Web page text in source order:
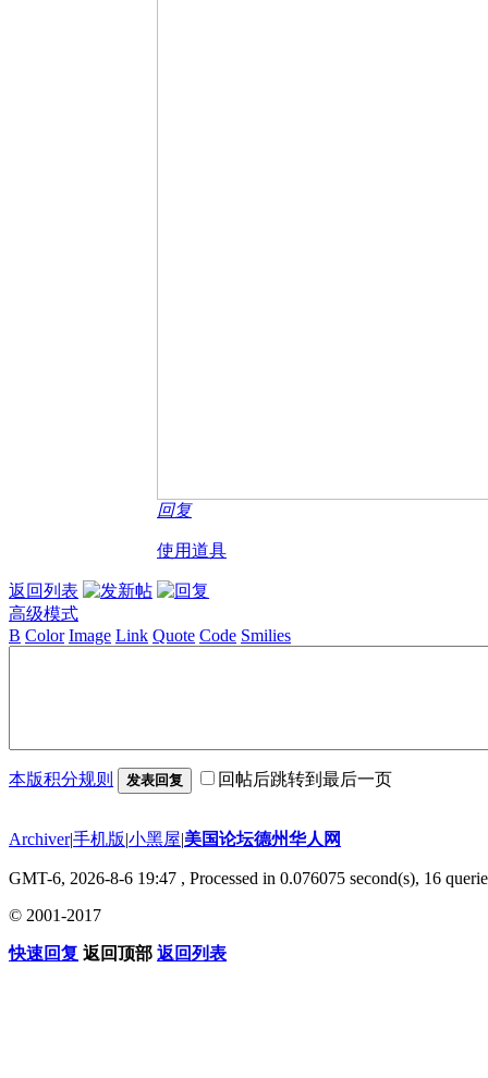
回复
使用道具
返回列表
高级模式
B Color Image Link Quote Code Smilies
本版积分规则 发表回复 回帖后跳转到最后一页
Archiver|手机版|小黑屋|美国论坛德州华人网
GMT-6, 2026-8-6 19:47 , Processed in 0.076075 second(s), 16
© 2001-2017
快速回复 返回顶部 返回列表